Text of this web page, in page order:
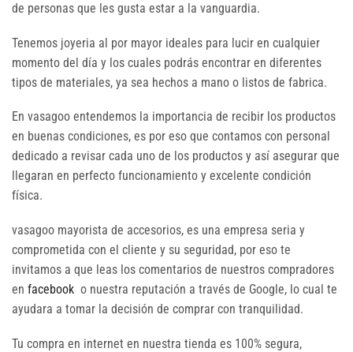
de personas que les gusta estar a la vanguardia.
Tenemos joyeria al por mayor ideales para lucir en cualquier
momento del día y los cuales podrás encontrar en diferentes
tipos de materiales, ya sea hechos a mano o listos de fabrica.
En vasagoo entendemos la importancia de recibir los productos
en buenas condiciones, es por eso que contamos con personal
dedicado a revisar cada uno de los productos y así asegurar que
llegaran en perfecto funcionamiento y excelente condición
física.
vasagoo mayorista de accesorios, es una empresa seria y
comprometida con el cliente y su seguridad, por eso te
invitamos a que leas los comentarios de nuestros compradores
en facebook o nuestra reputación a través de Google, lo cual te
ayudara a tomar la decisión de comprar con tranquilidad.
Tu compra en internet en nuestra tienda es 100% segura,